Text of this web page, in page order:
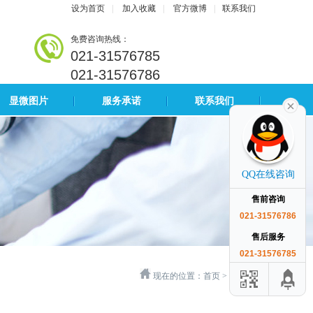
设为首页 加入收藏 官方微博 联系我们
免费咨询热线：
021-31576785
021-31576786
显微图片 服务承诺 联系我们
现在的位置： 首页 > 成功案例
QQ在线咨询
售前咨询
021-31576786
售后服务
021-31576785